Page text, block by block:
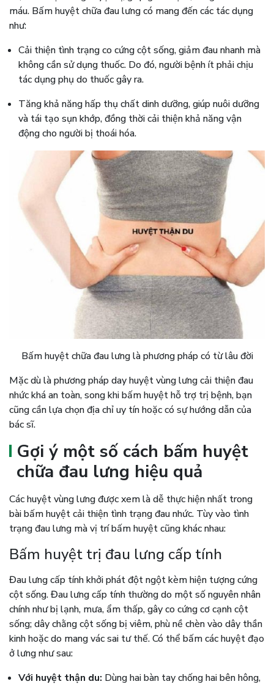
máu. Bấm huyệt chữa đau lưng có mang đến các tác dụng
như:
Cải thiện tình trạng co cứng cột sống, giảm đau nhanh mà
không cần sử dụng thuốc. Do đó, người bệnh ít phải chịu
tác dụng phụ do thuốc gây ra.
Tăng khả năng hấp thụ chất dinh dưỡng, giúp nuôi dưỡng
và tái tạo sụn khớp, đồng thời cải thiện khả năng vận
động cho người bị thoái hóa.
Bấm huyệt chữa đau lưng là phương pháp có từ lâu đời
Mặc dù là phương pháp day huyệt vùng lưng cải thiện đau
nhức khá an toàn, song khi bấm huyệt hỗ trợ trị bệnh, bạn
cũng cần lựa chọn địa chỉ uy tín hoặc có sự hướng dẫn của
bác sĩ.
Gợi ý một số cách bấm huyệt
chữa đau lưng hiệu quả
Các huyệt vùng lưng được xem là dễ thực hiện nhất trong
bài bấm huyệt cải thiện tình trạng đau nhức. Tùy vào tình
trạng đau lưng mà vị trí bấm huyệt cũng khác nhau:
Bấm huyệt trị đau lưng cấp tính
Đau lưng cấp tính khởi phát đột ngột kèm hiện tượng cứng
cột sống. Đau lưng cấp tính thường do một số nguyên nhân
chính như bị lạnh, mưa, ẩm thấp, gây co cứng cơ cạnh cột
sống; dây chằng cột sống bị viêm, phù nề chèn vào dây thần
kinh hoặc do mang vác sai tư thế. Có thể bấm các huyệt đạo
ở lưng như sau:
Với huyệt thận du: Dùng hai bàn tay chống hai bên hông,